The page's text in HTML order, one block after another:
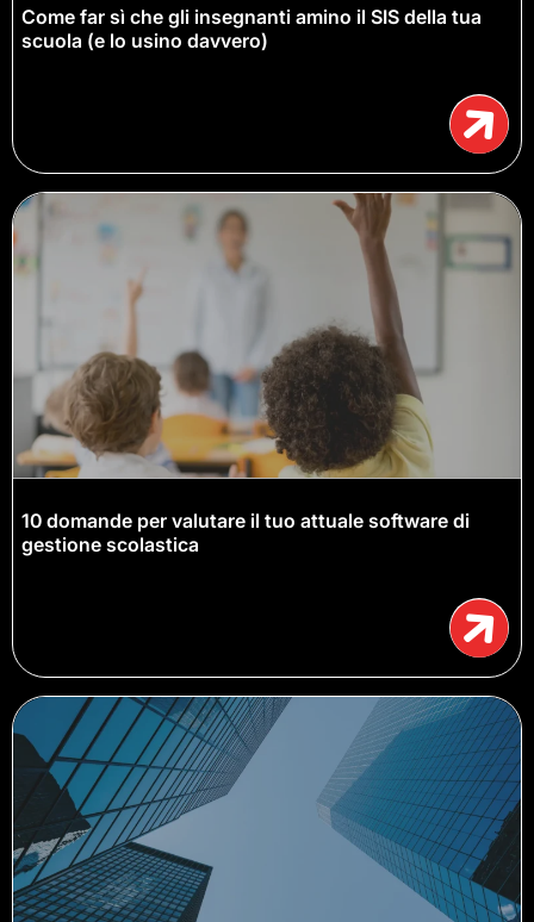
Come far sì che gli insegnanti amino il SIS della tua
scuola (e lo usino davvero)
10 domande per valutare il tuo attuale software di
gestione scolastica